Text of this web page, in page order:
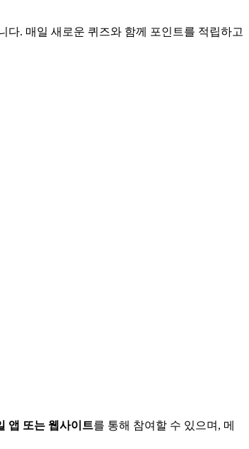
다. 매일 새로운 퀴즈와 함께 포인트를 적립하고
앱 또는 웹사이트를 통해 참여할 수 있으며, 메